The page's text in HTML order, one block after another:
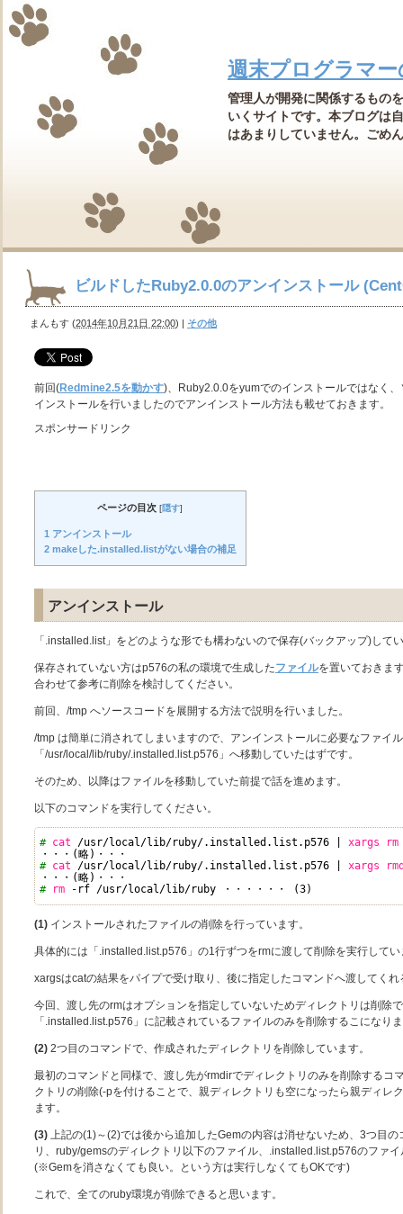
週末プログラマ
管理人が開発に関係するもの
いくサイトです。本ブログは
はあまりしていません。ごめ
ビルドしたRuby2.0.0のアンインストール
まんもす (2014年10月21日 22:00) | その他
前回(Redmine2.5を動かす)、Ruby2.0.0をyumでのインストールではなく
インストールを行いましたのでアンインストール方法も載せておきます。
スポンサードリンク
ページの目次 [隠す]
1 アンインストール
2 makeした.installed.listがない場合の補足
アンインストール
「.installed.list」をどのような形でも構わないので保存(バックアップ)して
保存されていない方はp576の私の環境で生成したファイルを置いておきま
合わせて参考に削除を検討してください。
前回、/tmp へソースコードを展開する方法で説明を行いました。
/tmp は簡単に消されてしまいますので、アンインストールに必要なファイ
「/usr/local/lib/ruby/.installed.list.p576」へ移動していたはずです。
そのため、以降はファイルを移動していた前提で話を進めます。
以下のコマンドを実行してください。
# cat /usr/local/lib/ruby/.installed .list .p576 xargs
rm
・・・(略)・・・
# cat /usr/local/lib/ruby/.installed .list .p576 xargs
・・・(略)・・・
# rm -rf /usr/local/lib/ruby ・・・・・・ (3)
(1) インストールされたファイルの削除を行っています。
具体的には「.installed.list.p576」の1行ずつをrmに渡して削除を実行してい
xargsはcatの結果をパイプで受け取り、後に指定したコマンドへ渡してく
今回、渡し先のrmはオプションを指定していないためディレクトリは削除
「.installed.list.p576」に記載されているファイルのみを削除するこになり
(2) 2つ目のコマンドで、作成されたディレクトリを削除しています。
最初のコマンドと同様で、渡し先がrmdirでディレクトリのみを削除するコ
クトリの削除(-pを付けることで、親ディレクトリも空になったら親ディレ
ます。
(3) 上記の(1)～(2)では後から追加したGemの内容は消せないため、3つ目
リ、ruby/gemsのディレクトリ以下のファイル、.installed.list.p576のファ
(※Gemを消さなくても良い。という方は実行しなくてもOKです)
これで、全てのruby環境が削除できると思います。